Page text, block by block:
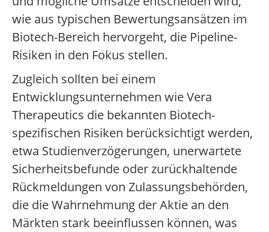
wie aus typischen Bewertungsansätzen im
Biotech-Bereich hervorgeht, die Pipeline-
Risiken in den Fokus stellen.
Zugleich sollten bei einem
Entwicklungsunternehmen wie Vera
Therapeutics die bekannten Biotech-
spezifischen Risiken berücksichtigt werden,
etwa Studienverzögerungen, unerwartete
Sicherheitsbefunde oder zurückhaltende
Rückmeldungen von Zulassungsbehörden,
die die Wahrnehmung der Aktie an den
Märkten stark beeinflussen können, was